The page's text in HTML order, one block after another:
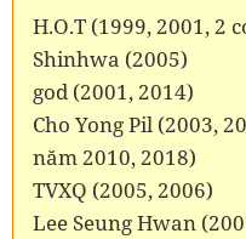
H.O.T (1999, 2001, 2
Shinhwa (2005)
god (2001, 2014)
Cho Yong Pil (2003,
năm 2010, 2018)
TVXQ (2005, 2006)
Lee Seung Hwan